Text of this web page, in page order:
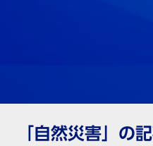
「自然災害」の